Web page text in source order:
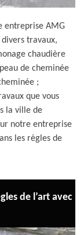
entreprise AMG
divers travaux,
chaudière
de cheminée
;
que vous
la ville de
notre entreprise
les règles de
de l’art avec